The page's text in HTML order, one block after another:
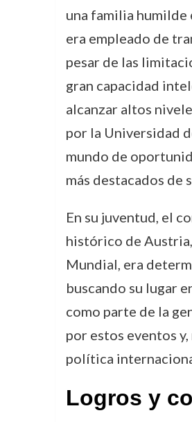
una familia humilde
era empleado de
pesar de las
gran capacidad
alcanzar altos
por la Universidad
mundo de
más destacados de
En su juventud, el
histórico de Austria,
Mundial, era
buscando su lugar
como parte de la
por estos eventos
política
Logros y